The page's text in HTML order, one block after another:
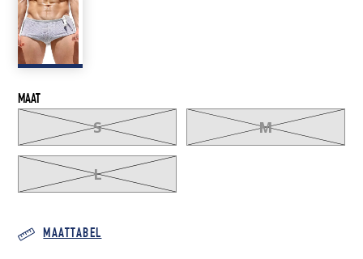
MAAT
S M
L
MAATTABEL